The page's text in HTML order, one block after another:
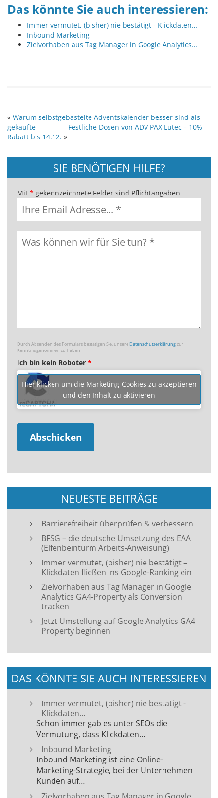
Das könnte Sie auch interessieren:
Immer vermutet, (bisher) nie bestätigt - Klickdaten…
Inbound Marketing
Zielvorhaben aus Tag Manager in Google Analytics…
« Warum selbstgebastelte Adventskalender besser sind als
gekaufte
Festliche Dosen von ADV PAX Lutec – 10%
Rabatt bis 14.12. »
SIE BENÖTIGEN HILFE?
Mit * gekennzeichnete Felder sind Pflichtangaben
Durch Absenden des Formulars bestätigen Sie, unsereDatenschutzerklärung zur
Kenntnis genommen zu haben
Ich bin kein Roboter *
Hier klicken um die Marketing-Cookies zu akzeptieren
und den Inhalt zu aktivieren
NEUESTE BEITRÄGE
Barrierefreiheit überprüfen & verbessern
BFSG – die deutsche Umsetzung des EAA
(Elfenbeinturm Arbeits-Anweisung)
Immer vermutet, (bisher) nie bestätigt –
Klickdaten fließen ins Google-Ranking ein
Zielvorhaben aus Tag Manager in Google
Analytics GA4-Property als Conversion
tracken
Jetzt Umstellung auf Google Analytics GA4
Property beginnen
DAS KÖNNTE SIE AUCH INTERESSIEREN
Immer vermutet, (bisher) nie bestätigt -
Klickdaten…
Schon immer gab es unter SEOs die
Vermutung, dass Klickdaten…
Inbound Marketing
Inbound Marketing ist eine Online-
Marketing-Strategie, bei der Unternehmen
Kunden auf…